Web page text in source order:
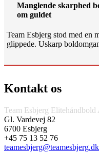
Manglende skarphed
om guldet
Team Esbjerg stod med en
glippede. Uskarp
Kontakt os
Team Esbjerg Elitehåndbold
Gl. Vardevej 82
6700 Esbjerg
+45 75 13 52 76
teamesbjerg@teamesbjerg.dk